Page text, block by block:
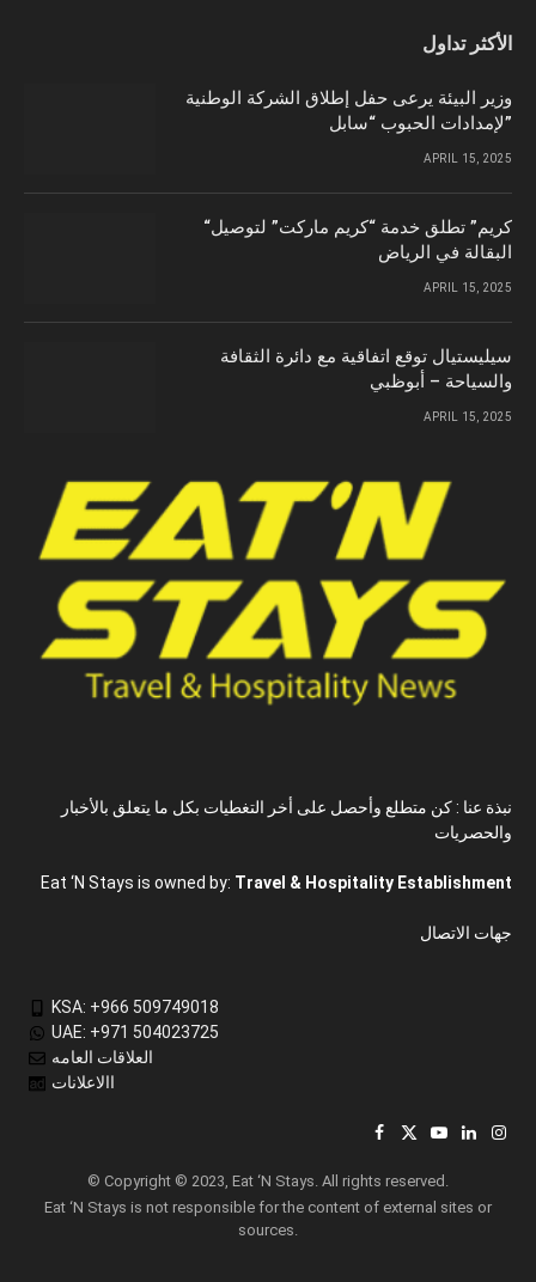
الأكثر تداول
وزير البيئة يرعى حفل إطلاق الشركة الوطنية
لإمدادات الحبوب “سابل”
APRIL 15, 2025
“كريم” تطلق خدمة “كريم ماركت” لتوصيل
البقالة في الرياض
APRIL 15, 2025
سيليستيال توقع اتفاقية مع دائرة الثقافة
والسياحة – أبوظبي
APRIL 15, 2025
نبذة عنا : كن متطلع وأحصل على أخر التغطيات بكل ما يتعلق بالأخبار
والحصريات
Eat ‘N Stays is owned by: Travel & Hospitality Establishment
جهات الاتصال
KSA: +966 509749018
UAE: +971 504023725
العلاقات العامه
االاعلانات
Facebook
X
YouTube
LinkedIn
© Copyright © 2023, Eat ‘N Stays. All rights reserved.
Eat ‘N Stays is not responsible for the content of external sites or
sources.